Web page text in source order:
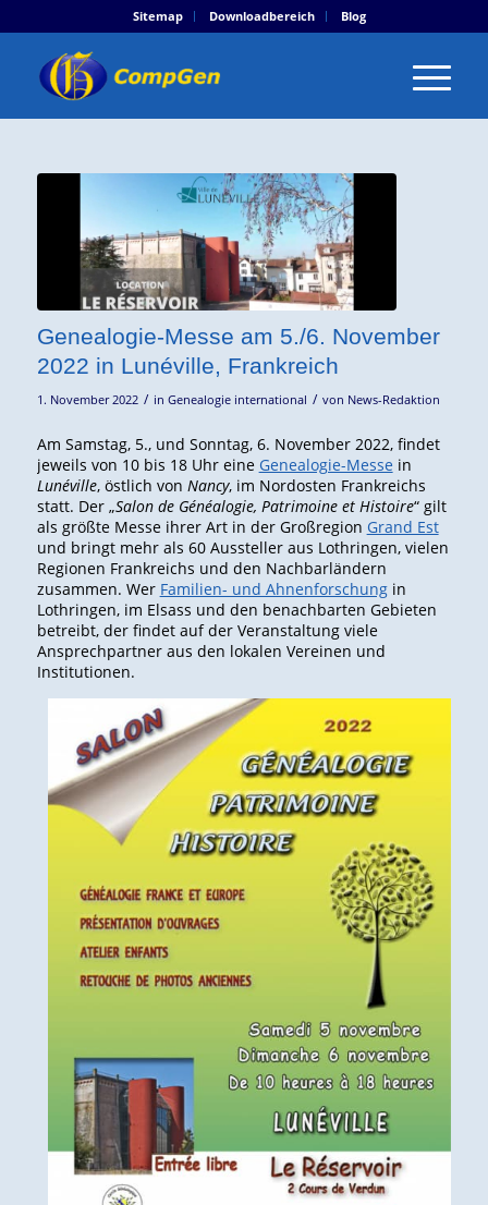
Sitemap Downloadbereich Blog
Genealogie-Messe am 5./6. November
2022 in Lunéville, Frankreich
1. November 2022 / in Genealogie international / von News-Redaktion
Am Samstag, 5., und Sonntag, 6. November 2022, findet
jeweils von 10 bis 18 Uhr eine Genealogie-Messe in
Lunéville, östlich von Nancy, im Nordosten Frankreichs
statt. Der „Salon de Généalogie, Patrimoine et Histoire“ gilt
als größte Messe ihrer Art in der Großregion Grand Est
und bringt mehr als 60 Aussteller aus Lothringen, vielen
Regionen Frankreichs und den Nachbarländern
zusammen. Wer Familien- und Ahnenforschungin
Lothringen, im Elsass und den benachbarten Gebieten
betreibt, der findet auf der Veranstaltung viele
Ansprechpartner aus den lokalen Vereinen und
Institutionen.